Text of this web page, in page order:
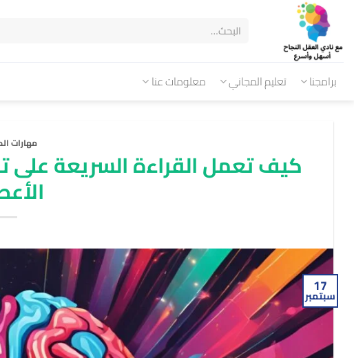
برامجنا تعليم المجاني معلومات عنا
مهارات
كيف تعمل القراءة السريعة على
17
سبتمبر